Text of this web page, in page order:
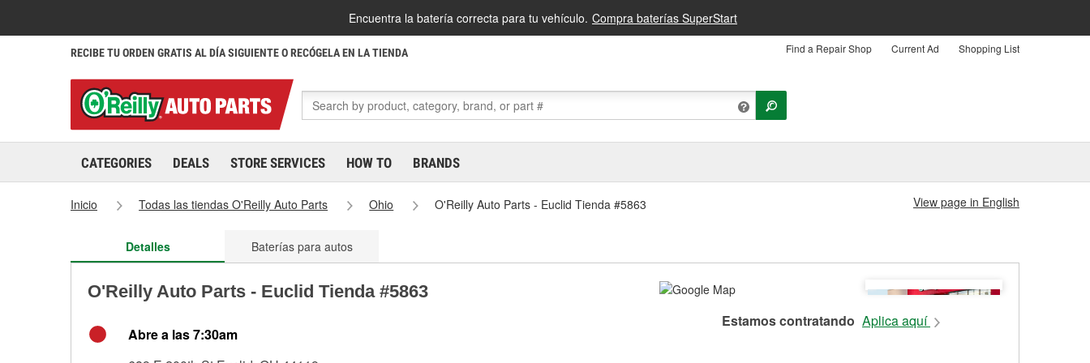
Encuentra la batería correcta para tu vehículo. Compra baterías SuperStart
RECIBE TU ORDEN GRATIS AL DÍA SIGUIENTE O RECÓGELA EN LA TIENDA Find a Repair Shop Current Ad Shopping List
CATEGORIES DEALS STORE SERVICES HOW TO BRANDS
Inicio Todas las tiendas O'Reilly Auto Parts Ohio O'Reilly Auto Parts - Euclid Tienda #5863 View page in English
Detalles Baterías para autos
O'Reilly Auto Parts - Euclid Tienda #5863
Abre a las 7:30am
Estamos contratando Aplica aquí